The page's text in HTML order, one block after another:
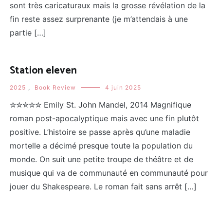
sont très caricaturaux mais la grosse révélation de la
fin reste assez surprenante (je m’attendais à une
partie […]
Station eleven
2025 , Book Review 4 juin 2025
✮✮✮✮✮ Emily St. John Mandel, 2014 Magnifique
roman post-apocalyptique mais avec une fin plutôt
positive. L’histoire se passe après qu’une maladie
mortelle a décimé presque toute la population du
monde. On suit une petite troupe de théâtre et de
musique qui va de communauté en communauté pour
jouer du Shakespeare. Le roman fait sans arrêt […]